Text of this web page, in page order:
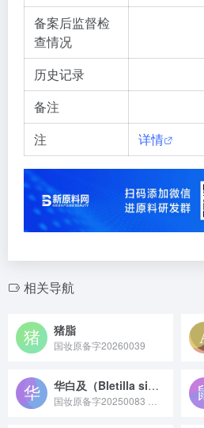
备案后监督检
查情况
历史记录
备注
注
详情
相关导航
猪脂
国妆原备字20260039
华白及（Bletilla sinensis）愈伤组织提取物